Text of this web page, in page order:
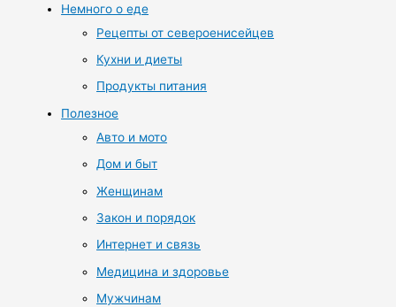
Немного о еде
Рецепты от североенисейцев
Кухни и диеты
Продукты питания
Полезное
Авто и мото
Дом и быт
Женщинам
Закон и порядок
Интернет и связь
Медицина и здоровье
Мужчинам